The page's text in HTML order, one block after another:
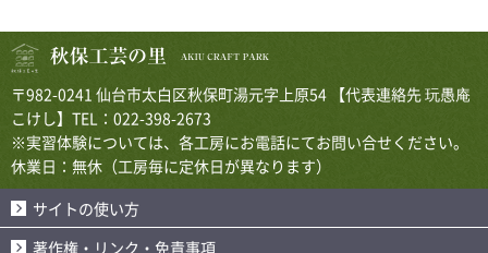
〒982-0241 仙台市太白区秋保町湯元字上原54 【代表連絡先 玩愚庵
こけし】TEL：022-398-2673
※実習体験については、各工房にお電話にてお問い合せください。
休業日：無休（工房毎に定休日が異なります）
サイトの使い方
著作権・リンク・免責事項